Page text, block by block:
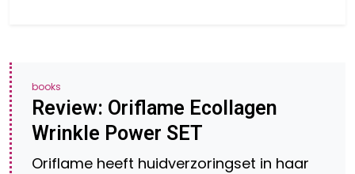
books
Review: Oriflame Ecollagen
Wrinkle Power SET
Oriflame heeft huidverzoringset in haar